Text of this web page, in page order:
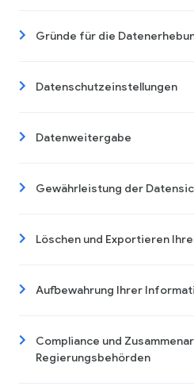
Gründe für die
Datenschutzeinstellungen
Datenweitergabe
Gewährleistung der
Löschen und Exportieren
Aufbewahrung Ihrer
Compliance und
Regierungsbehörden